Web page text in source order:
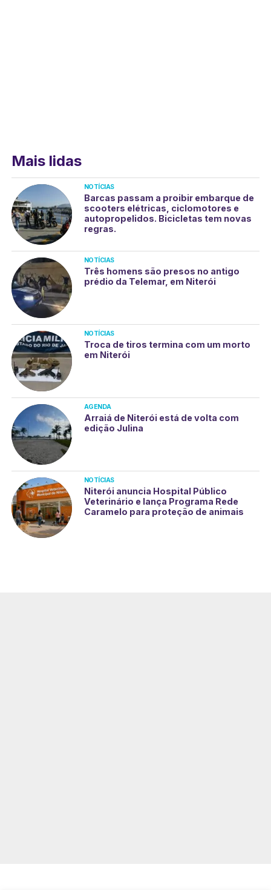
Mais lidas
NOTÍCIAS
Barcas passam a proibir embarque de
scooters elétricas, ciclomotores e
autopropelidos. Bicicletas tem novas
regras.
NOTÍCIAS
Três homens são presos no antigo
prédio da Telemar, em Niterói
NOTÍCIAS
Troca de tiros termina com um morto
em Niterói
AGENDA
Arraiá de Niterói está de volta com
edição Julina
NOTÍCIAS
Niterói anuncia Hospital Público
Veterinário e lança Programa Rede
Caramelo para proteção de animais